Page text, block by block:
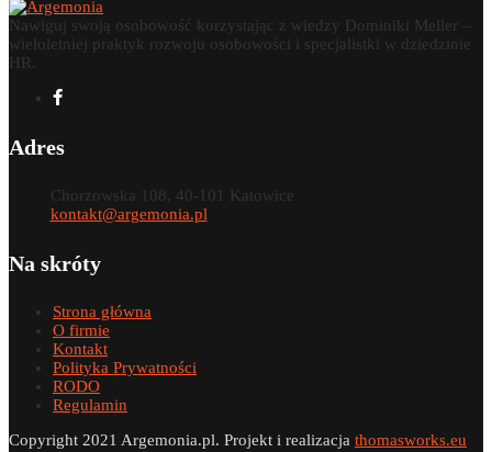
Nawiguj swoją osobowość korzystając z wiedzy Dominiki Meller –
wieloletniej praktyk rozwoju osobowości i specjalistki w dziedzinie
HR.
Adres
Chorzowska 108, 40-101 Katowice
kontakt@argemonia.pl
Na skróty
Strona główna
O firmie
Kontakt
Polityka Prywatności
RODO
Regulamin
Copyright 2021 Argemonia.pl. Projekt i realizacja thomasworks.eu